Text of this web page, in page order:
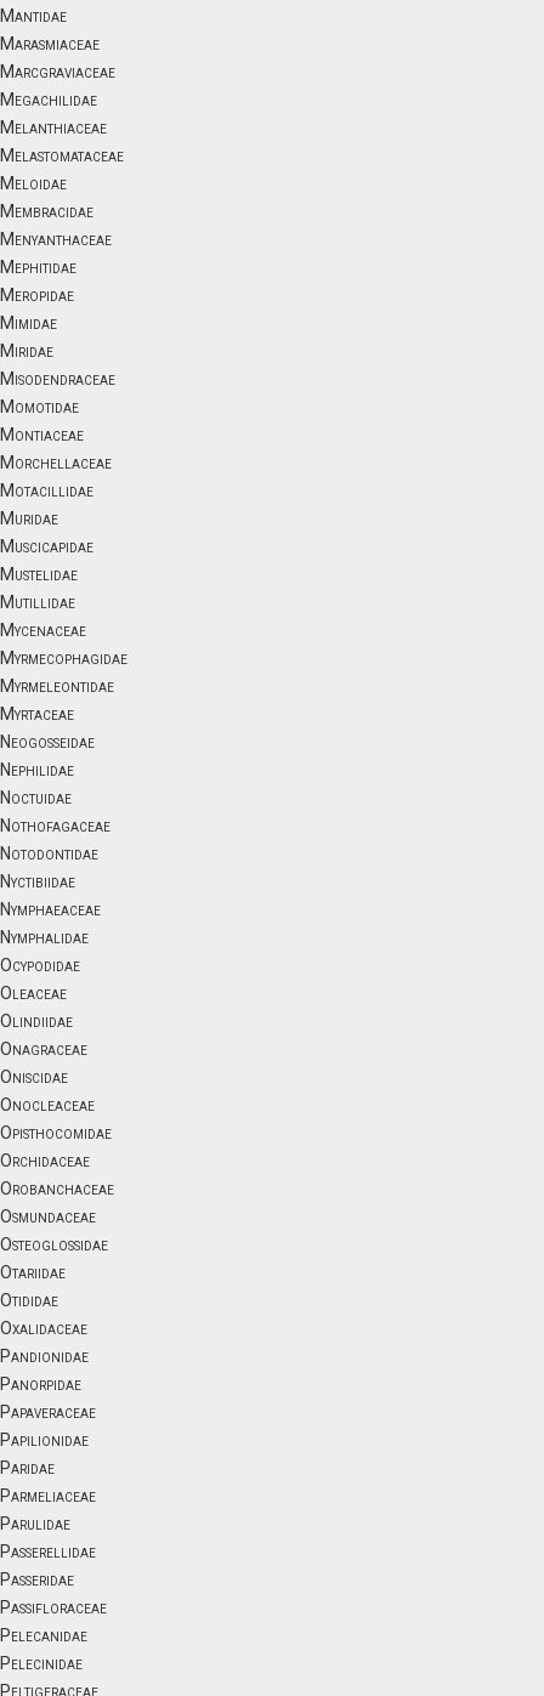
Mantidae
Marasmiaceae
Marcgraviaceae
Megachilidae
Melanthiaceae
Melastomataceae
Meloidae
Membracidae
Menyanthaceae
Mephitidae
Meropidae
Mimidae
Miridae
Misodendraceae
Momotidae
Montiaceae
Morchellaceae
Motacillidae
Muridae
Muscicapidae
Mustelidae
Mutillidae
Mycenaceae
Myrmecophagidae
Myrmeleontidae
Myrtaceae
Neogosseidae
Nephilidae
Noctuidae
Nothofagaceae
Notodontidae
Nyctibiidae
Nymphaeaceae
Nymphalidae
Ocypodidae
Oleaceae
Olindiidae
Onagraceae
Oniscidae
Onocleaceae
Opisthocomidae
Orchidaceae
Orobanchaceae
Osmundaceae
Osteoglossidae
Otariidae
Otididae
Oxalidaceae
Pandionidae
Panorpidae
Papaveraceae
Papilionidae
Paridae
Parmeliaceae
Parulidae
Passerellidae
Passeridae
Passifloraceae
Pelecanidae
Pelecinidae
Peltigeraceae